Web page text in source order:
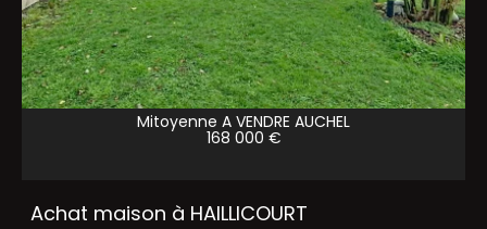
Mitoyenne A VENDRE AUCHEL
168 000 €
Achat maison à HAILLICOURT